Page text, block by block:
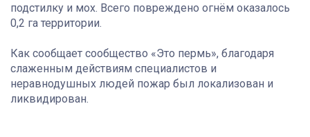
подстилку и мох. Всего повреждено огнём оказалось
0,2 га территории.
Как сообщает сообщество «Это пермь», благодаря
слаженным действиям специалистов и
неравнодушных людей пожар был локализован и
ликвидирован.